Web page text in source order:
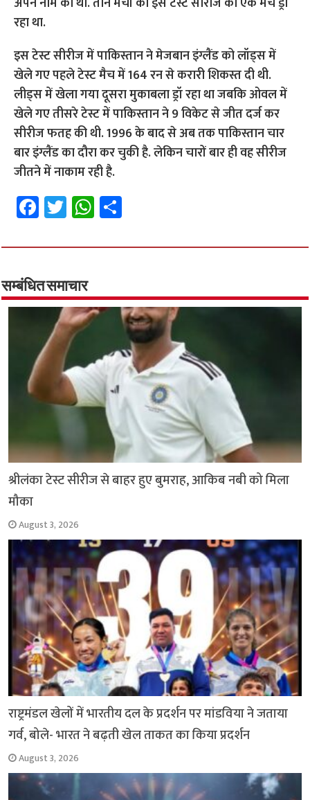
रहा था.
इस टेस्ट सीरीज में पाकिस्तान ने मेजबान इंग्लैंड को लॉड्स में
खेले गए पहले टेस्ट मैच में 164 रन से करारी शिकस्त दी थी.
लीड्स में खेला गया दूसरा मुकाबला ड्रॉ रहा था जबकि ओवल में
खेले गए तीसरे टेस्ट में पाकिस्तान ने 9 विकेट से जीत दर्ज कर
सीरीज फतह की थी. 1996 के बाद से अब तक पाकिस्तान चार
बार इंग्लैंड का दौरा कर चुकी है. लेकिन चारों बार ही वह सीरीज
जीतने में नाकाम रही है.
Fa
ce
b
o
o
k
T
wi
tt
er
W
h
at
p
p
ar
सम्बंधित समाचार
श्रीलंका टेस्ट सीरीज से बाहर हुए बुमराह, आकिब नबी को मिला
मौका
August 3, 2026
राष्ट्रमंडल खेलों में भारतीय दल के प्रदर्शन पर मांडविया ने जताया
गर्व, बोले- भारत ने बढ़ती खेल ताकत का किया प्रदर्शन
August 3, 2026